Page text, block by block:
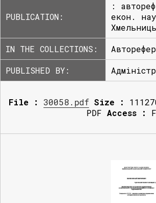
PUBLICATION:
:
екон.
IN THE COLLECTIONS:
PUBLISHED BY:
File : 30058.pdf Size :
PDF Access :